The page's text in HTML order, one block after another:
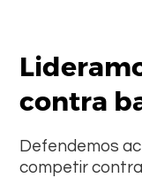
contra
Defendemos
competir